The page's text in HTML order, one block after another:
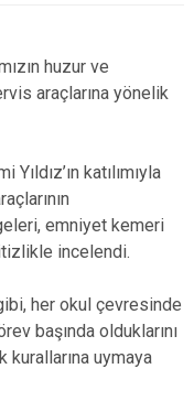
huzur ve
araçlarına yönelik
katılımıyla
emniyet kemeri
incelendi.
her okul çevresinde
başında olduklarını
uymaya